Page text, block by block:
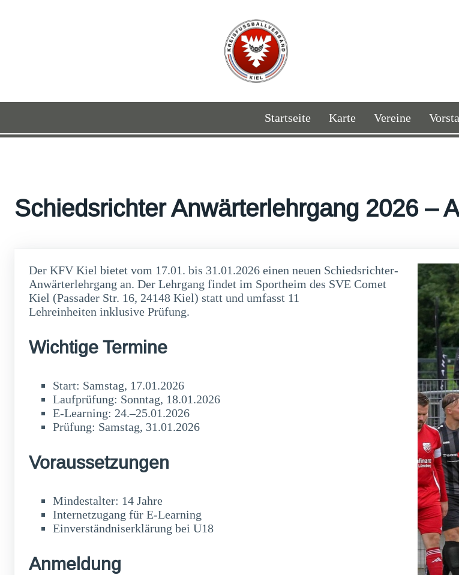
Startseite Karte Vereine
Schiedsrichter Anwärterlehrgang 2026 –
Der KFV Kiel bietet vom 17.01. bis 31.01.2026 einen neuen Schiedsrichter-
Anwärterlehrgang an. Der Lehrgang findet im Sportheim des SVE Comet
Kiel (Passader Str. 16, 24148 Kiel) statt und umfasst 11
Lehreinheiten inklusive Prüfung.
Wichtige Termine
Start: Samstag, 17.01.2026
Laufprüfung: Sonntag, 18.01.2026
E-Learning: 24.–25.01.2026
Prüfung: Samstag, 31.01.2026
Voraussetzungen
Mindestalter: 14 Jahre
Internetzugang für E-Learning
Einverständniserklärung bei U18
Anmeldung